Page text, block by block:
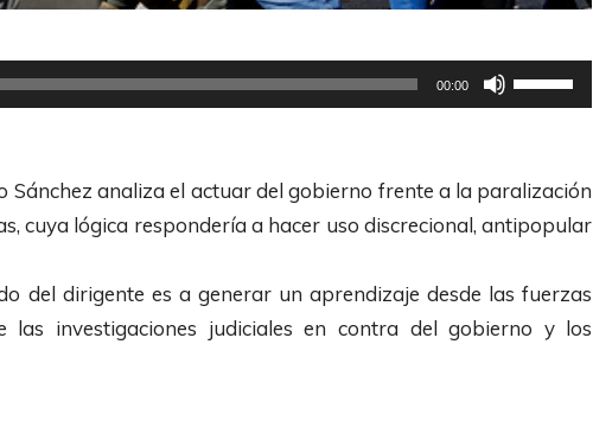
00:00
U
t
i
Sánchez analiza el actuar del gobierno frente a la paralización
cuya lógica respondería a hacer uso discrecional, antipopular
del dirigente es a generar un aprendizaje desde las fuerzas
investigaciones judiciales en contra del gobierno y los